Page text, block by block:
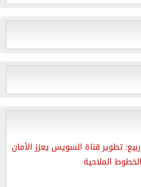
تطوير قناة السويس يعزز الأمان
الملاحية